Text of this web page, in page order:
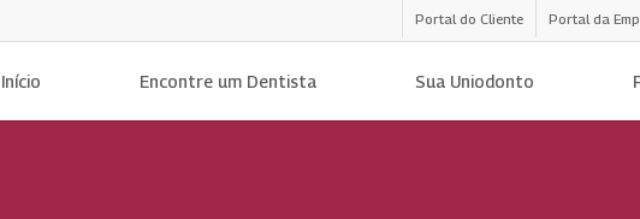
Portal do Cliente Portal da
Início Encontre um Dentista Sua Uniodonto